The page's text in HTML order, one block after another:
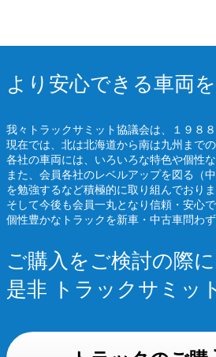
より安心できる車両
我々トラックサミット協議会は、１９８
現在では、北は北海道から南は九州まで
各社の車両には、いろいろな特色や個性
また、会員各社のレベルアップを図る（
を勉強するなど積極的に取り組んでおりま
そして今後も会員一丸となり信頼・安心
個性豊かなトラックを新車・中古車問わ
ご購入をご検討の際
是非 トラックサミッ